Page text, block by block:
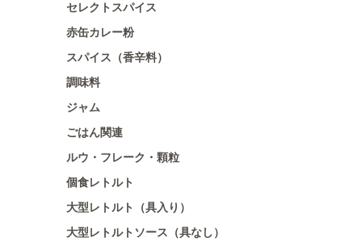
セレクトスパイス
赤缶カレー粉
スパイス（香辛料）
調味料
ジャム
ごはん関連
ルウ・フレーク・顆粒
個食レトルト
大型レトルト（具入り）
大型レトルトソース（具なし）